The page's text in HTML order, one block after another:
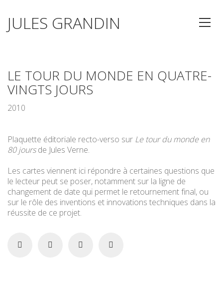
JULES GRANDIN
LE TOUR DU MONDE EN QUATRE-
VINGTS JOURS
2010
Plaquette éditoriale recto-verso sur Le tour du monde en
80 joursde Jules Verne.
Les cartes viennent ici répondre à certaines questions que
le lecteur peut se poser, notamment sur la ligne de
changement de date qui permet le retournement final, ou
sur le rôle des inventions et innovations techniques dans la
réussite de ce projet.